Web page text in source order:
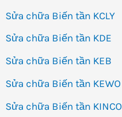
Sửa chữa Biến tần KCLY
Sửa chữa Biến tần KDE
Sửa chữa Biến tần KEB
Sửa chữa Biến tần KEWO
Sửa chữa Biến tần KINCO